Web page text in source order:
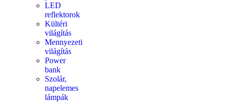
LED
reflektorok
Kültéri
világítás
Mennyezeti
világítás
Power
bank
Szolár,
napelemes
lámpák